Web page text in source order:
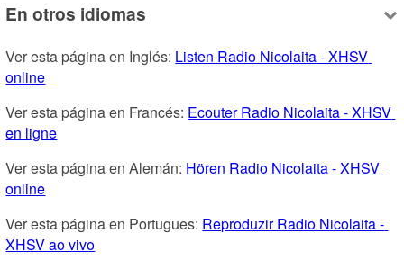
En otros idiomas
Ver esta página en Inglés: Listen Radio Nicolaita - XHSV
online
Ver esta página en Francés: Ecouter Radio Nicolaita - XHSV
en ligne
Ver esta página en Alemán: Hören Radio Nicolaita - XHSV
online
Ver esta página en Portugues: Reproduzir Radio Nicolaita -
XHSV ao vivo